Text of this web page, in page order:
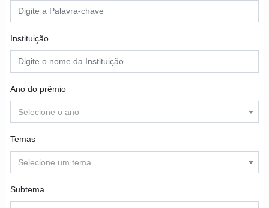
Instituição
Ano do prêmio
Selecione o ano
Temas
Selecione um tema
Subtema